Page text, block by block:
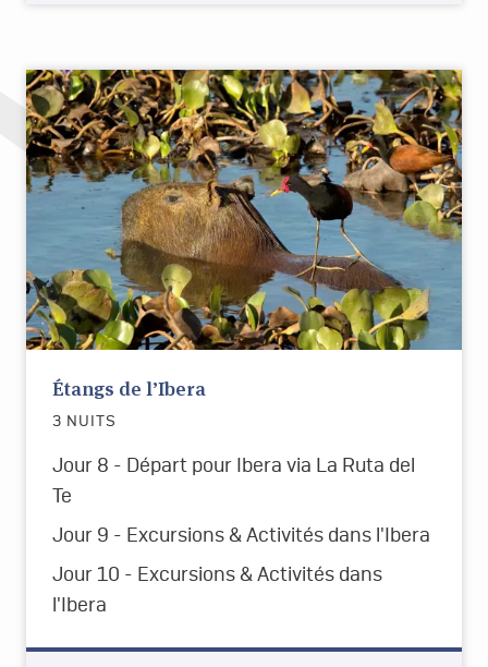
Étangs de l’Ibera
3 NUITS
Jour 8 - Départ pour Ibera via La Ruta del
Te
Jour 9 - Excursions & Activités dans l'Ibera
Jour 10 - Excursions & Activités dans
l'Ibera